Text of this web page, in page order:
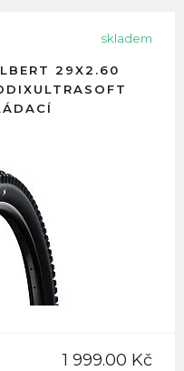
skladem
29X2.60
1 999.00 Kč